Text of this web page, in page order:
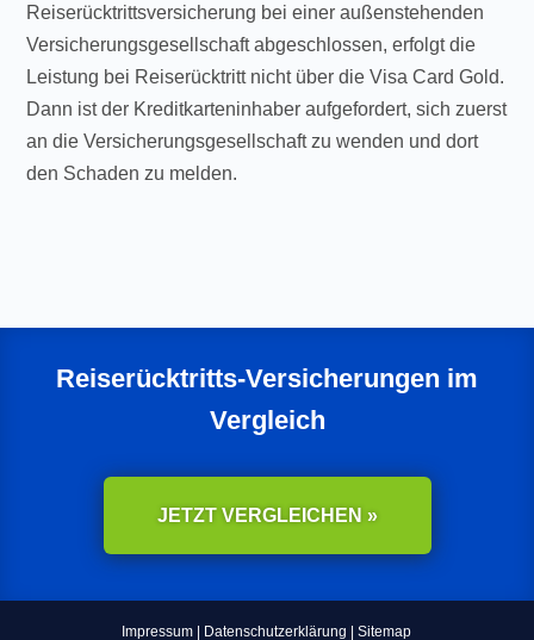
Reiserücktrittsversicherung bei einer außenstehenden
Versicherungsgesellschaft abgeschlossen, erfolgt die
Leistung bei Reiserücktritt nicht über die Visa Card Gold.
Dann ist der Kreditkarteninhaber aufgefordert, sich zuerst
an die Versicherungsgesellschaft zu wenden und dort
den Schaden zu melden.
Reiserücktritts-Versicherungen im
Vergleich
JETZT VERGLEICHEN »
Impressum | Datenschutzerklärung |Sitemap